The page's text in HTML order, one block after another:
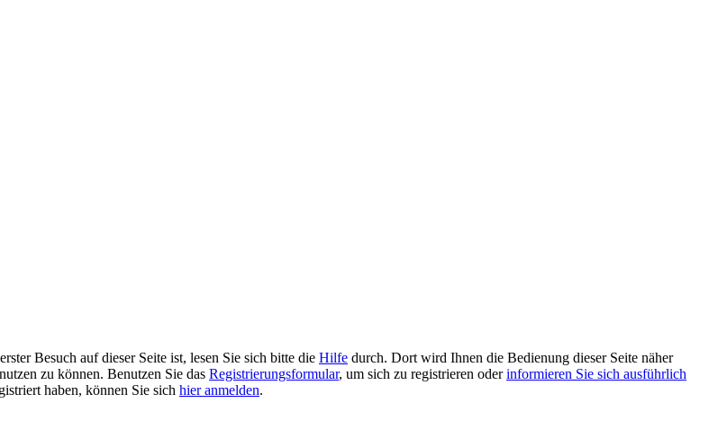
Besuch auf dieser Seite ist, lesen Sie sich bitte die Hilfe durch. Dort wird Ihnen die Bedienung dieser Seite näher
zu können. Benutzen Sie das Registrierungsformular, um sich zu registrieren oderinformieren Sie sich ausführlich
haben, können Sie sich hier anmelden.